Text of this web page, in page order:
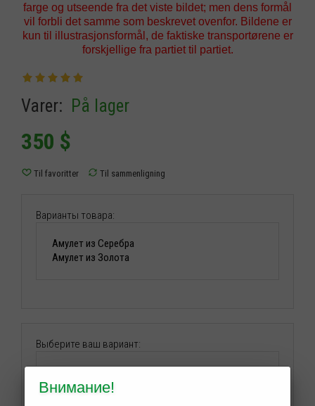
farge og utseende fra det viste bildet; men dens formål
vil forbli det samme som beskrevet ovenfor. Bildene er
kun til illustrasjonsformål, de faktiske transportørene er
forskjellige fra partiet til partiet.
Varer: På lager
350 $
Варианты товара:
Выберите ваш вариант:
Внимание!